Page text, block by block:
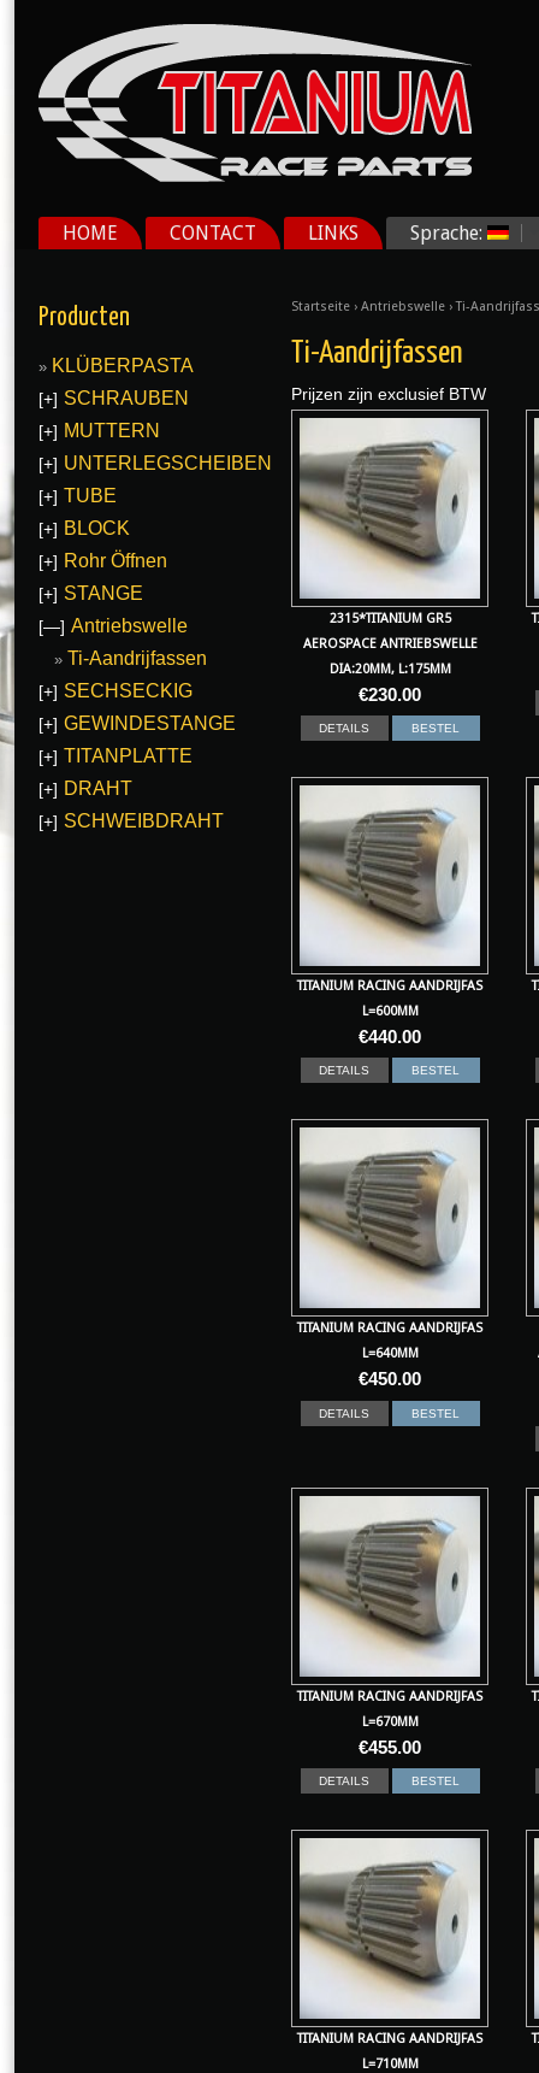
HOME CONTACT LINKS Sprache:
Startseite › Antriebswelle › Ti-
Ti-Aandrijfassen
Prijzen zijn exclusief BTW
2315*TITANIUM GR5
AEROSPACE ANTRIEBSWELLE
DIA:20MM, L:175MM
€230.00
DETAILS BESTEL
TITANIUM RACING AANDRIJFAS
L=600MM
€440.00
DETAILS BESTEL
TITANIUM RACING AANDRIJFAS
L=640MM
€450.00
DETAILS BESTEL
TITANIUM RACING AANDRIJFAS
L=670MM
€455.00
DETAILS BESTEL
TITANIUM RACING AANDRIJFAS
L=710MM
Producten
KLÜBERPASTA
[+] SCHRAUBEN
[+] MUTTERN
[+] UNTERLEGSCHEIBEN
[+] TUBE
[+] BLOCK
[+] Rohr Öffnen
[+] STANGE
[—] Antriebswelle
Ti-Aandrijfassen
[+] SECHSECKIG
[+] GEWINDESTANGE
[+] TITANPLATTE
[+] DRAHT
[+] SCHWEIBDRAHT